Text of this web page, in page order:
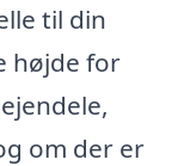
til din
højde for
om der er